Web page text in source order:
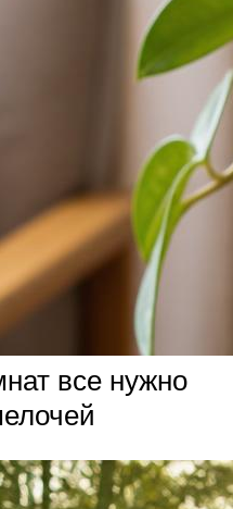
все нужно